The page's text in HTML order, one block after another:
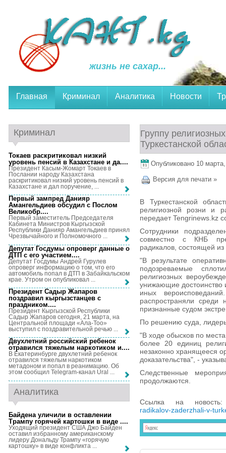
жизнь не сахар...
Главная Криминал Аналитика Новости
Группу
Туркестанской
Опубликовано 10
Версия для печати »
В Туркестанской
религиозной розни и
передает Tengrinews.kz
Сотрудники
совместно с КНБ
радикалов, состоящей
"В результате
подозреваемые
религиозных
унижающие достоинство
иных
распространяли среди
признанные судом
По решению суда,
"В ходе обысков по
более 20 единиц
незаконно хранящееся
доказательства", -
Следственные
продолжаются.
Ссылка на
radikalov-zaderzhali-v-
Криминал
Токаев раскритиковал низкий
уровень пенсий в Казахстане и да....
Президент Касым-Жомарт Токаев в
Послании народу Казахстана
раскритиковал низкий уровень пенсий в
Казахстане и дал поручение, ...
Первый зампред Данияр
Амангельдиев обсудил с Послом
Великобр....
Первый заместитель Председателя
Кабинета Министров Кыргызской
Республики Данияр Амангельдиев принял
Чрезвычайного и Полномочного ...
Депутат Госдумы опроверг данные о
ДТП с его участием....
Депутат Госдумы Андрей Гурулев
опроверг информацию о том, что его
автомобиль попал в ДТП в Забайкальском
крае. Утром он опубликовал ...
Президент Садыр Жапаров
поздравил кыргызстанцев с
праздником....
Президент Кыргызской Республики
Садыр Жапаров сегодня, 21 марта, на
Центральной площади «Ала-Тоо»
выступил с поздравительной речью ...
Двухлетний российский ребенок
отравился тяжелым наркотиком и....
В Екатеринбурге двухлетний ребенок
отравился тяжелым наркотиком
метадоном и попал в реанимацию. Об
этом сообщил Telegram-канал Ural ...
Аналитика
Байдена уличили в оставлении
Трампу горячей картошки в виде ....
Уходящий президент США Джо Байден
оставил избранному американскому
лидеру Дональду Трампу «горячую
картошку» в виде конфликта ...